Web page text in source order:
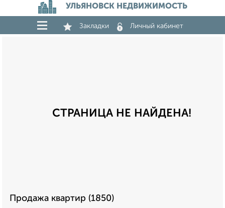
УЛЬЯНОВСК НЕДВИЖИМОСТЬ
Закладки Личный кабинет
СТРАНИЦА НЕ НАЙДЕНА!
Продажа квартир (1850)